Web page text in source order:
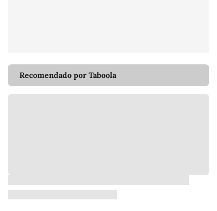
Recomendado por Taboola